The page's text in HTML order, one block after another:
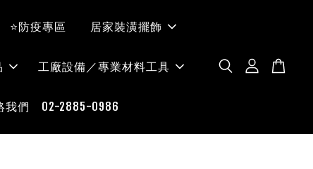
⭐防疫專區 居家裝潢擺飾
工廠設備／專業材料工具
我們 02-2885-0986